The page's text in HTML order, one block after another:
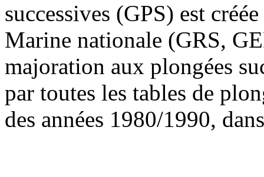
successives (GPS) est
Marine nationale (GRS,
majoration aux plongées
par toutes les tables de
des années 1980/1990,